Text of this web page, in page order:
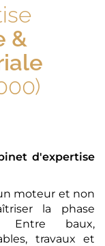
&
d'expertise
moteur et non
la phase
Entre baux,
travaux et